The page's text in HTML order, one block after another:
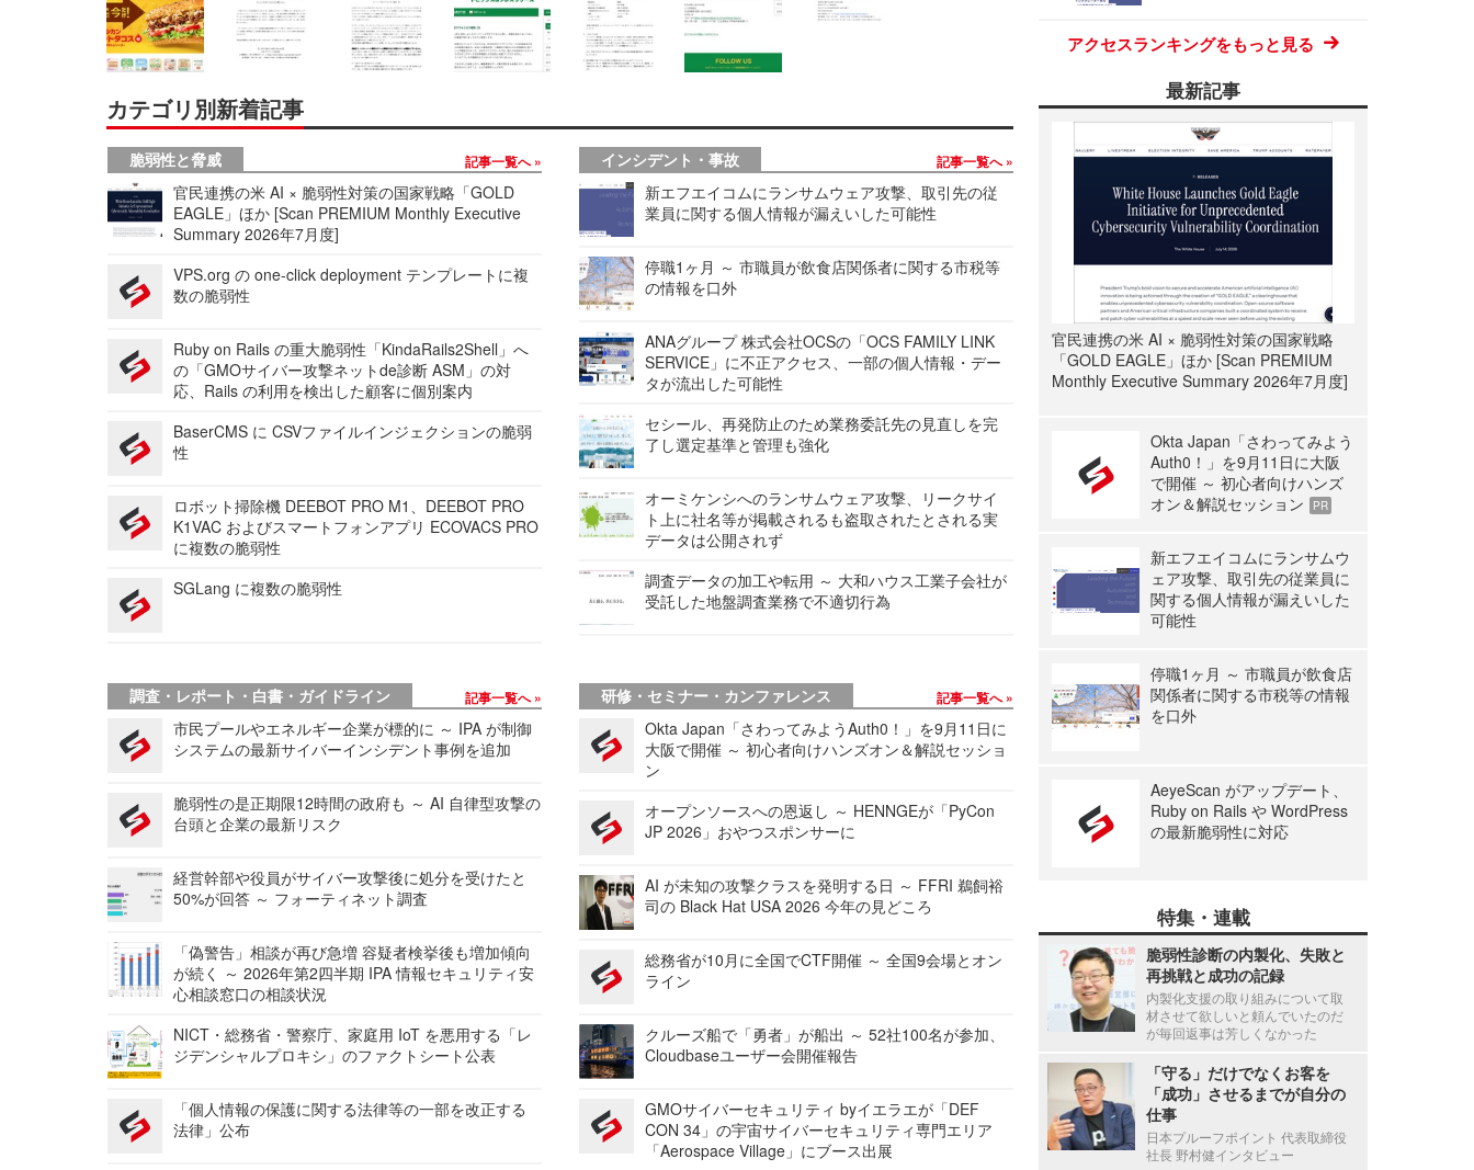
カテゴリ別新着記事
脆弱性と脅威 記事一覧へ
官民連携の米 AI × 脆弱性対策の国家戦略「GOLD
EAGLE」ほか [Scan PREMIUM Monthly Executive
Summary 2026年7月度]
VPS.org の one-click deployment テンプレートに複
数の脆弱性
Ruby on Rails の重大脆弱性「KindaRails2Shell」へ
の「GMOサイバー攻撃ネットde診断 ASM」の対
応、Rails の利用を検出した顧客に個別案内
BaserCMS に CSVファイルインジェクションの脆弱
性
ロボット掃除機 DEEBOT PRO M1、DEEBOT PRO
K1VAC およびスマートフォンアプリ ECOVACS PRO
に複数の脆弱性
SGLang に複数の脆弱性
インシデント・事故 記事一覧へ
新エフエイコムにランサムウェア攻撃、取引先の従
業員に関する個人情報が漏えいした可能性
停職1ヶ月 ～ 市職員が飲食店関係者に関する市税等
の情報を口外
ANAグループ 株式会社OCSの「OCS FAMILY LINK
SERVICE」に不正アクセス、一部の個人情報・デー
タが流出した可能性
セシール、再発防止のため業務委託先の見直しを完
了し選定基準と管理も強化
オーミケンシへのランサムウェア攻撃、リークサイ
ト上に社名等が掲載されるも盗取されたとされる実
データは公開されず
調査データの加工や転用 ～ 大和ハウス工業子会社が
受託した地盤調査業務で不適切行為
調査・レポート・白書・ガイドライン 記事一覧へ
市民プールやエネルギー企業が標的に ～ IPA が制御
システムの最新サイバーインシデント事例を追加
脆弱性の是正期限12時間の政府も ～ AI 自律型攻撃の
台頭と企業の最新リスク
経営幹部や役員がサイバー攻撃後に処分を受けたと
50%が回答 ～ フォーティネット調査
「偽警告」相談が再び急増 容疑者検挙後も増加傾向
が続く ～ 2026年第2四半期 IPA 情報セキュリティ安
心相談窓口の相談状況
NICT・総務省・警察庁、家庭用 IoT を悪用する「レ
ジデンシャルプロキシ」のファクトシート公表
「個人情報の保護に関する法律等の一部を改正する
法律」公布
研修・セミナー・カンファレンス 記事一覧へ
Okta Japan「さわってみようAuth0！」を9月11日に
大阪で開催 ～ 初心者向けハンズオン＆解説セッショ
ン
オープンソースへの恩返し ～ HENNGEが「PyCon
JP 2026」おやつスポンサーに
AI が未知の攻撃クラスを発明する日 ～ FFRI 鵜飼裕
司の Black Hat USA 2026 今年の見どころ
総務省が10月に全国でCTF開催 ～ 全国9会場とオン
ライン
クルーズ船で「勇者」が船出 ～ 52社100名が参加、
Cloudbaseユーザー会開催報告
GMOサイバーセキュリティ byイエラエが「DEF
CON 34」の宇宙サイバーセキュリティ専門エリア
「Aerospace Village」にブース出展
アクセスランキングをもっと見る
最新記事
官民連携の米 AI × 脆弱性対策の国家戦略
「GOLD EAGLE」ほか [Scan PREMIUM
Monthly Executive Summary 2026年7月度]
Okta Japan「さわってみよう
Auth0！」を9月11日に大阪
で開催 ～ 初心者向けハンズ
オン＆解説セッション
PR
新エフエイコムにランサムウ
ェア攻撃、取引先の従業員に
関する個人情報が漏えいした
可能性
停職1ヶ月 ～ 市職員が飲食店
関係者に関する市税等の情報
を口外
AeyeScan がアップデート、
Ruby on Rails や WordPress
の最新脆弱性に対応
特集・連載
脆弱性診断の内製化、失敗と
再挑戦と成功の記録
内製化支援の取り組みについて取
材させて欲しいと頼んでいたのだ
が毎回返事は芳しくなかった
「守る」だけでなくお客を
「成功」させるまでが自分の
仕事
日本プルーフポイント 代表取締役
社長 野村健インタビュー